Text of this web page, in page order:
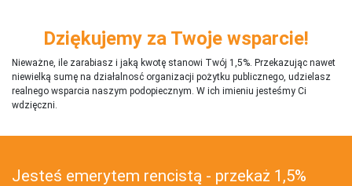
Dziękujemy za Twoje wsparcie!
Nieważne, ile zarabiasz i jaką kwotę stanowi Twój 1,5%. Przekazując nawet
niewielką sumę na działalnosć organizacji pożytku publicznego, udzielasz
realnego wsparcia naszym podopiecznym. W ich imieniu jesteśmy Ci
wdzięczni.
Jesteś emerytem rencistą - przekaż 1,5%